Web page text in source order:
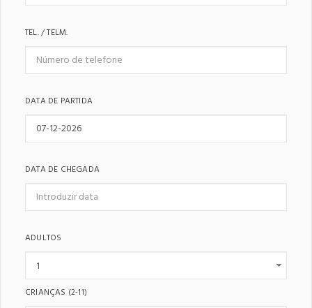
TEL. / TELM.
DATA DE PARTIDA
DATA DE CHEGADA
ADULTOS
CRIANÇAS (2-11)